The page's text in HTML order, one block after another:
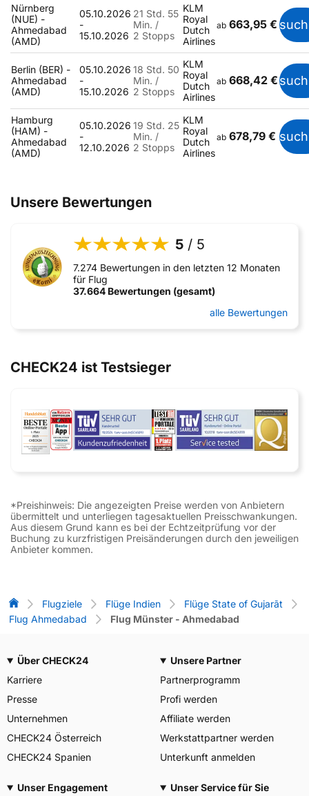
Nürnberg
(NUE) -
Ahmedabad
(AMD)
05.10.2026
-
15.10.2026
21 Std. 55
Min. /
2 Stopps
KLM
Royal
Dutch
Airlines
ab 663,95 €
Berlin (BER) -
Ahmedabad
(AMD)
05.10.2026
-
15.10.2026
18 Std. 50
Min. /
2 Stopps
KLM
Royal
Dutch
Airlines
ab 668,42 €
Hamburg
(HAM) -
Ahmedabad
(AMD)
05.10.2026
-
12.10.2026
19 Std. 25
Min. /
2 Stopps
KLM
Royal
Dutch
Airlines
ab 678,79 €
Unsere Bewertungen
5 / 5
7.274 Bewertungen in den letzten 12 Monaten
für Flug
37.664 Bewertungen (gesamt)
alle Bewertungen
CHECK24 ist Testsieger
*Preishinweis: Die angezeigten Preise werden von Anbietern
übermittelt und unterliegen tagesaktuellen Preisschwankungen.
Aus diesem Grund kann es bei der Echtzeitprüfung vor der
Buchung zu kurzfristigen Preisänderungen durch den jeweiligen
Anbieter kommen.
Flug-Vergleich
Flugziele Flüge Indien
Flüge State of Gujarāt
Flug Ahmedabad
Flug Münster - Ahmedabad
Über CHECK24
Karriere
Presse
Unternehmen
CHECK24 Österreich
CHECK24 Spanien
Unsere Partner
Partnerprogramm
Profi werden
Affiliate werden
Werkstattpartner werden
Unterkunft anmelden
Unser Engagement Unser Service für Sie